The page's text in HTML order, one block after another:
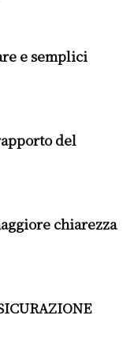
e semplici
del
chiarezza